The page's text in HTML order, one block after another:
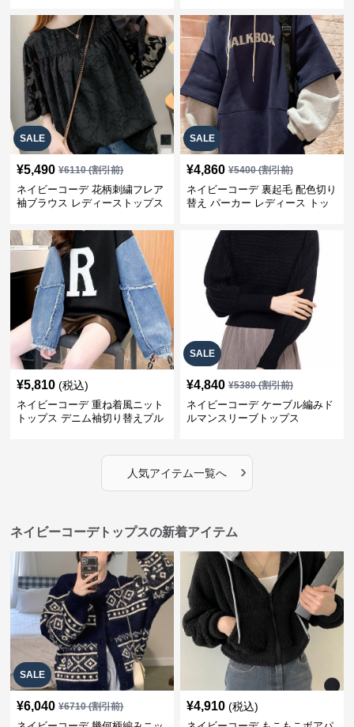
SALE
¥5,490 ¥6110(割引前)
ネイビーコーデ 花柄刺繍フレア
袖ブラウス レディーストップス
SALE
¥4,860 ¥5400(割引前)
ネイビーコーデ 裏起毛 配色切り
替え パーカー レディース トッ
¥5,810 (税込)
ネイビーコーデ 重ね着風ニット
トップス デニム袖切り替えプル
SALE
¥4,840 ¥5380(割引前)
ネイビーコーデ ケーブル編みド
ルマンスリーブトップス
人気アイテム一覧へ ›
ネイビーコーデトップスの新着アイテム
SALE
¥6,040 ¥6710(割引前) ¥4,910 (税込)